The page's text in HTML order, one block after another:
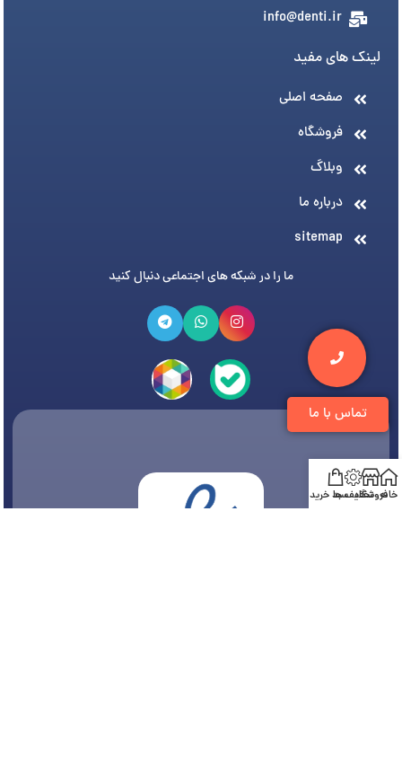
تماس با ما
info@denti.ir
لینک های مفید
صفحه اصلی
فروشگاه
وبلاگ
درباره ما
sitemap
ما را در شبکه های اجتماعی دنبال کنید
خانهفروشگاه
تخفیف هاسبد خرید